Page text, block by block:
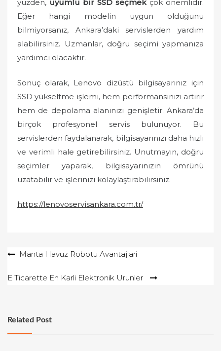
yüzden, uyumlu bir SSD seçmekçok önemlidir.
Eğer hangi modelin uygun olduğunu
bilmiyorsanız, Ankara’daki servislerden yardım
alabilirsiniz. Uzmanlar, doğru seçimi yapmanıza
yardımcı olacaktır.
Sonuç olarak, Lenovo dizüstü bilgisayarınız için
SSD yükseltme işlemi, hem performansınızı artırır
hem de depolama alanınızı genişletir. Ankara’da
birçok profesyonel servis bulunuyor. Bu
servislerden faydalanarak, bilgisayarınızı daha hızlı
ve verimli hale getirebilirsiniz. Unutmayın, doğru
seçimler yaparak, bilgisayarınızın ömrünü
uzatabilir ve işlerinizi kolaylaştırabilirsiniz.
https://lenovoservisankara.com.tr/
YazıManta Havuz Robotu Avantajlari
E Ticarette En Karli Elektronik Urunler
Related Post